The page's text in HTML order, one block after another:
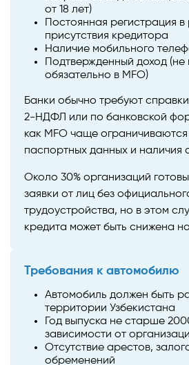
от 18 лет)
Постоянная регистрация в
присутствия кредитора
Наличие мобильного
Подтвержденный доход (не
обязательно в MFO)
Банки обычно требуют
2-НДФЛ или по банковской
как MFO чаще
паспортных данных и наличия
Около 30% организаций
заявки от лиц без
трудоустройства, но в этом
кредита может быть снижена
Требования к автомобилю
Автомобиль должен быть
территории Узбекистана
Год выпуска не старше
зависимости от
Отсутствие арестов,
обременений